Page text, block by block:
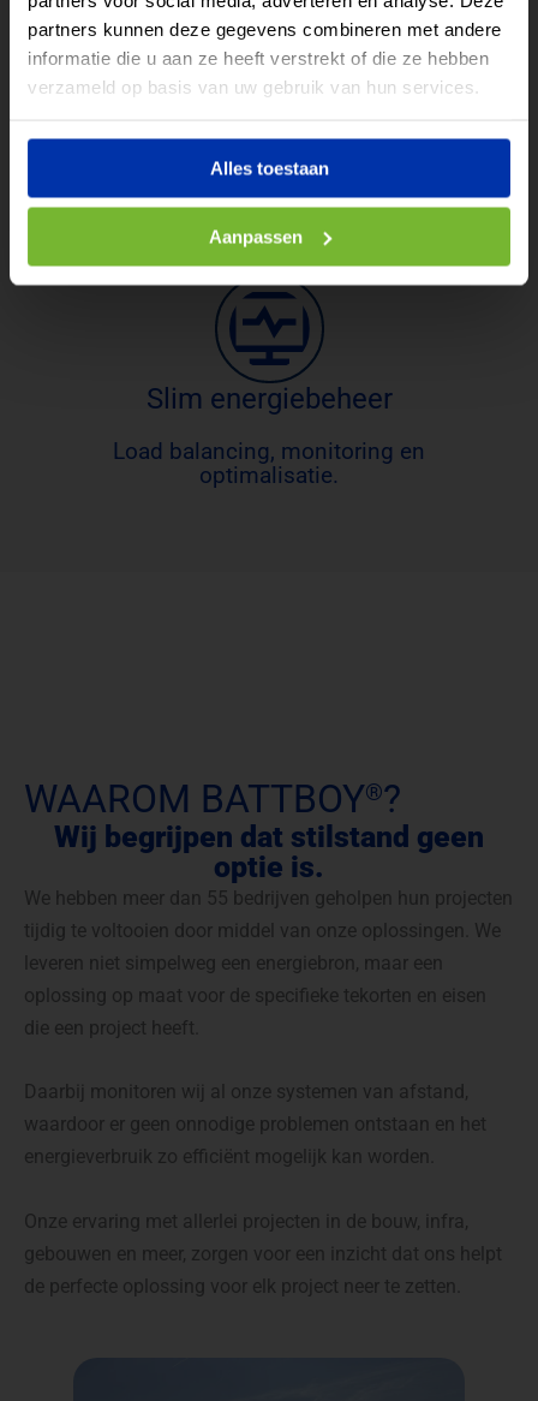
partners kunnen deze gegevens combineren met andere
informatie die u aan ze heeft verstrekt of die ze hebben
verzameld op basis van uw gebruik van hun services.
Alles toestaan
Aanpassen
Tijdelijke stroomvoorziening
Slim energiebeheer
Load balancing, monitoring en
optimalisatie.
WAAROM BATTBOY®?
Wij begrijpen dat stilstand geen
optie is.
We hebben meer dan 55 bedrijven geholpen hun projecten
tijdig te voltooien door middel van onze oplossingen. We
leveren niet simpelweg een energiebron, maar een
oplossing op maat voor de specifieke tekorten en eisen
die een project heeft.
Daarbij monitoren wij al onze systemen van afstand,
waardoor er geen onnodige problemen ontstaan en het
energieverbruik zo efficiënt mogelijk kan worden.
Onze ervaring met allerlei projecten in de bouw, infra,
gebouwen en meer, zorgen voor een inzicht dat ons helpt
de perfecte oplossing voor elk project neer te zetten.
Lees meer
Of bel direct: 085 – 029 18